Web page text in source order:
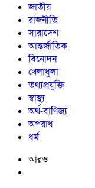
জাতীয়
রাজনীতি
সারাদেশ
আন্তর্জাতিক
বিনোদন
খেলাধুলা
তথ্যপ্রযুক্তি
স্বাস্থ্য
অর্থ-বাণিজ্য
অপরাধ
ধর্ম
আরও